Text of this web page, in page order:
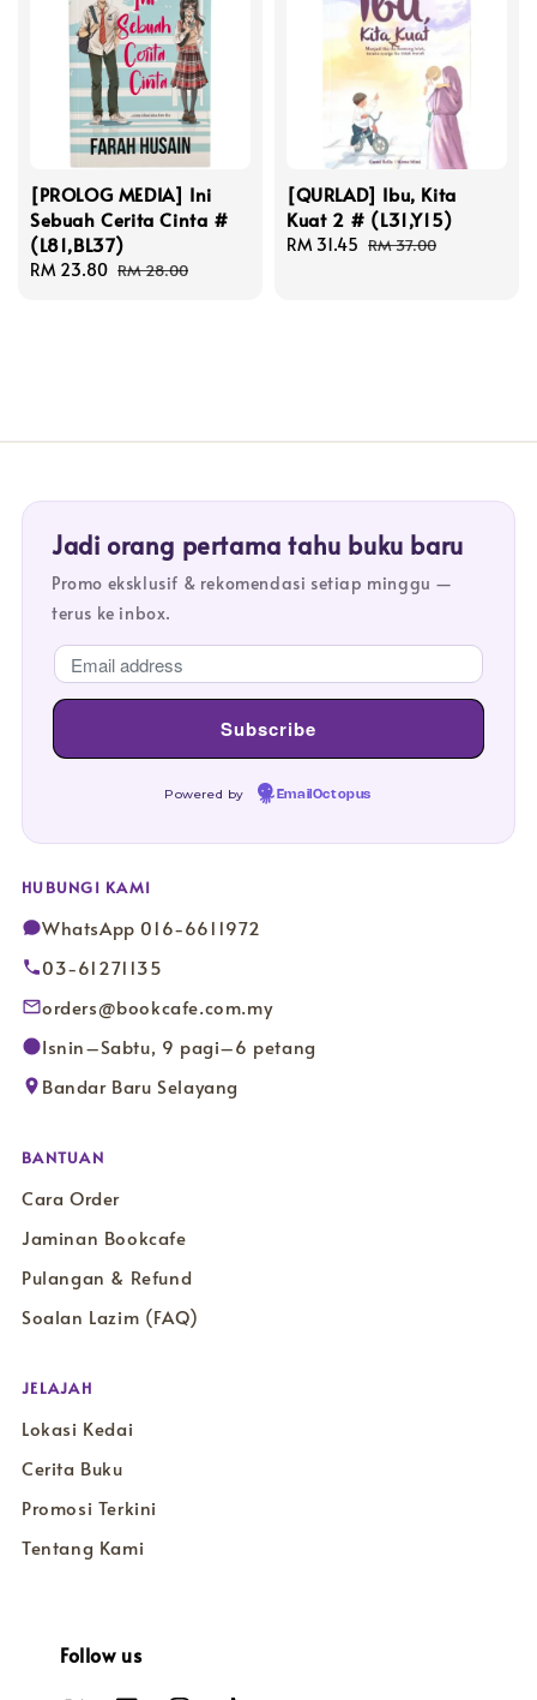
[PROLOG MEDIA] Ini
Sebuah Cerita Cinta #
(L81,BL37)
Sale
RM 23.80 Regular
RM 28.00
[QURLAD] Ibu, Kita
Kuat 2 # (L31,Y15)
Sale
RM 31.45 Regular
RM 37.00
Jadi orang pertama tahu buku baru
Promo eksklusif & rekomendasi setiap minggu —
terus ke inbox.
Powered by EmailOctopus
HUBUNGI KAMI
WhatsApp 016-6611972
03-61271135
orders@bookcafe.com.my
Isnin–Sabtu, 9 pagi–6 petang
Bandar Baru Selayang
BANTUAN
Cara Order
Jaminan Bookcafe
Pulangan & Refund
Soalan Lazim (FAQ)
JELAJAH
Lokasi Kedai
Cerita Buku
Promosi Terkini
Tentang Kami
Follow us